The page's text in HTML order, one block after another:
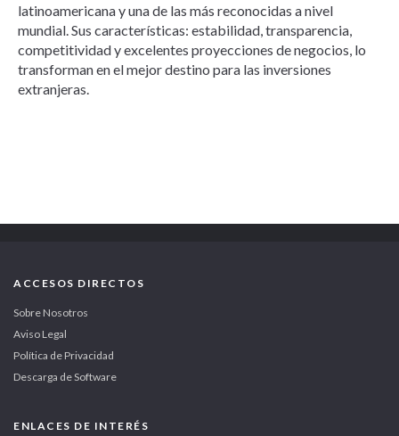
latinoamericana y una de las más reconocidas a nivel
mundial. Sus características: estabilidad, transparencia,
competitividad y excelentes proyecciones de negocios, lo
transforman en el mejor destino para las inversiones
extranjeras.
ACCESOS DIRECTOS
Sobre Nosotros
Aviso Legal
Política de Privacidad
Descarga de Software
ENLACES DE INTERÉS